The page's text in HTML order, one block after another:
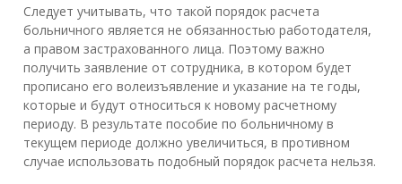
Следует учитывать, что такой порядок расчета
больничного является не обязанностью работодателя,
а правом застрахованного лица. Поэтому важно
получить заявление от сотрудника, в котором будет
прописано его волеизъявление и указание на те годы,
которые и будут относиться к новому расчетному
периоду. В результате пособие по больничному в
текущем периоде должно увеличиться, в противном
случае использовать подобный порядок расчета нельзя.